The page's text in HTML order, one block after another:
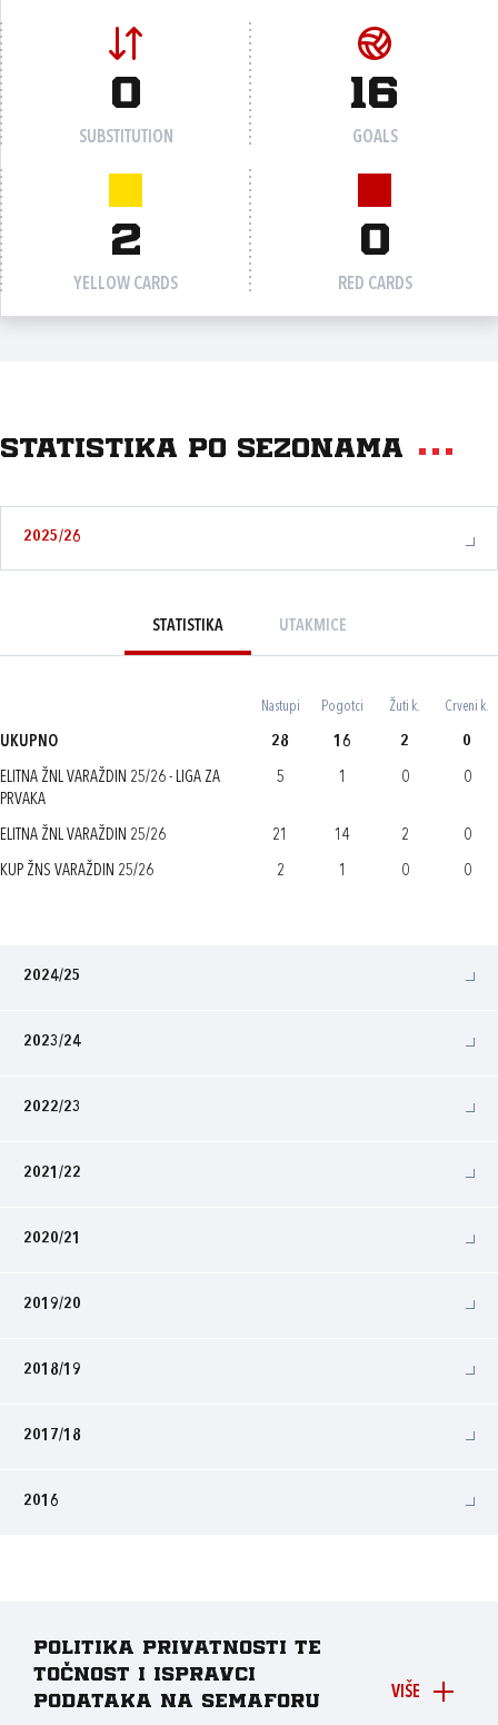
0
SUBSTITUTION
16
GOALS
2
YELLOW CARDS
0
RED CARDS
Statistika po sezonama
2025/26
STATISTIKA UTAKMICE
Nastupi Pogotci Žuti k. Crveni k.
UKUPNO 28 16 2 0
ELITNA ŽNL VARAŽDIN 25/26 - LIGA ZA
PRVAKA
5 1 0 0
ELITNA ŽNL VARAŽDIN 25/26 21 14 2 0
KUP ŽNS VARAŽDIN 25/26 2 1 0 0
2024/25
2023/24
2022/23
2021/22
2020/21
2019/20
2018/19
2017/18
2016
VIŠE
Politika privatnosti te
točnost i ispravci
podataka na Semaforu